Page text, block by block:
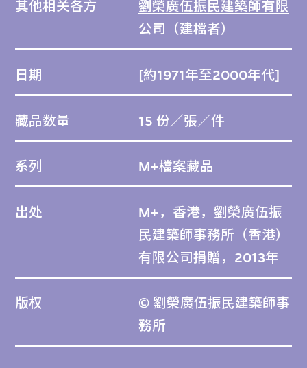
其他相关各方
劉榮廣伍振民建築師有限
公司
（建檔者）
日期 [約1971年至2000年代]
藏品数量 15 份／張／件
系列 M+檔案藏品
出处
M+，香港，劉榮廣伍振
民建築師事務所（香港）
有限公司捐贈，2013年
版权
© 劉榮廣伍振民建築師事
務所